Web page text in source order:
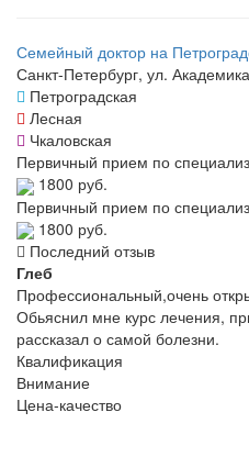
Семейный доктор на
Санкт-Петербург, ул.
Петроградская
Лесная
Чкаловская
Первичный прием по
1800 руб.
Первичный прием по
1800 руб.
Последний отзыв
Глеб
Профессиональный,очень
Обьяснил мне курс лечения,
рассказал о самой болезни.
Квалификация
Внимание
Цена-качество